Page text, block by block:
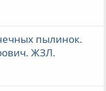
пылинок.
ЖЗЛ.